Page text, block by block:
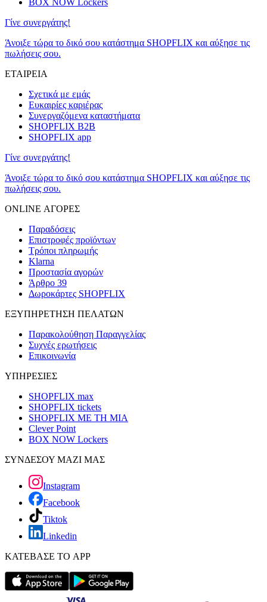
BOX NOW Lockers
Γίνε συνεργάτης!
Άνοιξε τώρα το δικό σου κατάστημα SHOPFLIX και αύξησε τις
πωλήσεις σου.
ΕΤΑΙΡΕΙΑ
Σχετικά με εμάς
Ευκαιρίες καριέρας
Συνεργαζόμενα καταστήματα
SHOPFLIX B2B
SHOPFLIX app
Γίνε συνεργάτης!
Άνοιξε τώρα το δικό σου κατάστημα SHOPFLIX και αύξησε τις
πωλήσεις σου.
ONLINE ΑΓΟΡΕΣ
Παραδόσεις
Επιστροφές προϊόντων
Τρόποι πληρωμής
Klarna
Προστασία αγορών
Άρθρο 39
Δωροκάρτες SHOPFLIX
ΕΞΥΠΗΡΕΤΗΣΗ ΠΕΛΑΤΩΝ
Παρακολούθηση Παραγγελίας
Συχνές ερωτήσεις
Επικοινωνία
ΥΠΗΡΕΣΙΕΣ
SHOPFLIX max
SHOPFLIX tickets
SHOPFLIX ΜΕ ΤΗ ΜΙΑ
Clever Point
BOX NOW Lockers
ΣΥΝΔΕΣΟΥ ΜΑΖΙ ΜΑΣ
Instagram
Facebook
Tiktok
Linkedin
ΚΑΤΕΒΑΣΕ ΤΟ APP